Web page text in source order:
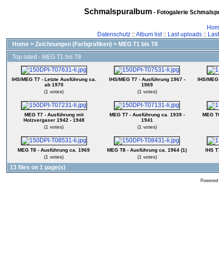
Schmalspuralbum- Fotogalerie
Datenschutz::Album list:: Last uploads::
Home > Zeichnungen (Farbgrafiken) > MEG T1 bis T8
Top rated - MEG T1 bis T8
IHS/MEG T7 - Letzte Ausführung ca.
ab 1970
(1 votes)
IHS/MEG T7 - Ausführung 1967 -
1969
(1 votes)
IHS/
MEG T7 - Ausführung mit
Holzvergaser 1942 - 1948
(1 votes)
MEG T7 - Ausführung ca. 1939 -
1941
(1 votes)
MEG
MEG T8 - Ausführung ca. 1969
(1 votes)
MEG T8 - Ausführung ca. 1964 (1)
(1 votes)
IHS
13 files on 1 page(s)